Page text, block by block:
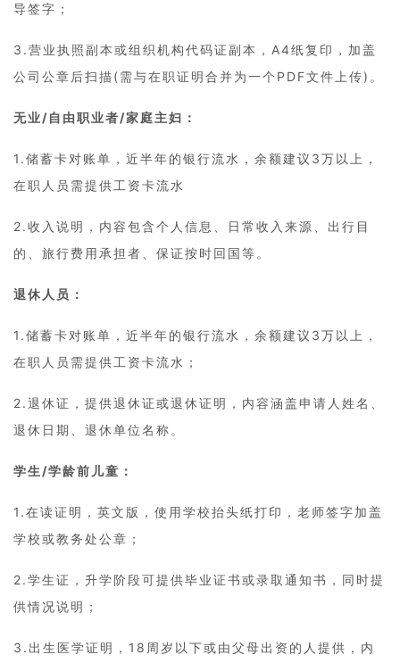
导签字；
3.营业执照副本或组织机构代码证副本，A4纸复印，加盖
公司公章后扫描(需与在职证明合并为一个PDF文件上传)。
无业/自由职业者/家庭主妇：
1.储蓄卡对账单，近半年的银行流水，余额建议3万以上，
在职人员需提供工资卡流水
2.收入说明，内容包含个人信息、日常收入来源、出行目
的、旅行费用承担者、保证按时回国等。
退休人员：
1.储蓄卡对账单，近半年的银行流水，余额建议3万以上，
在职人员需提供工资卡流水；
2.退休证，提供退休证或退休证明，内容涵盖申请人姓名、
退休日期、退休单位名称。
学生/学龄前儿童：
1.在读证明，英文版，使用学校抬头纸打印，老师签字加盖
学校或教务处公章；
2.学生证，升学阶段可提供毕业证书或录取通知书，同时提
供情况说明；
3.出生医学证明，18周岁以下或由父母出资的人提供，内